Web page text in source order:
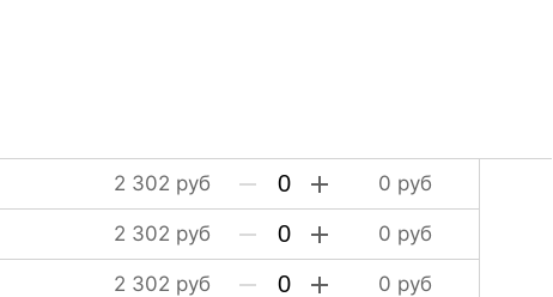
2 302 руб 0 руб
2 302 руб 0 руб
2 302 руб 0 руб